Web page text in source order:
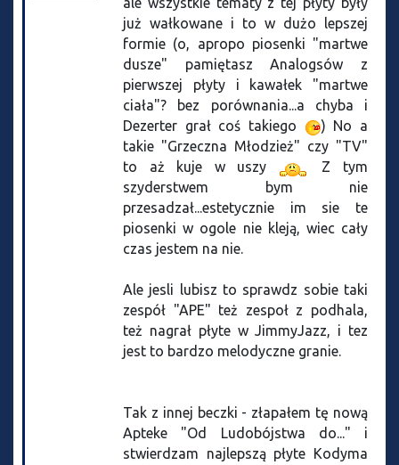
już wałkowane i to w dużo lepszej
formie (o, apropo piosenki "martwe
dusze" pamiętasz Analogsów z
pierwszej płyty i kawałek "martwe
ciała"? bez porównania...a chyba i
Dezerter grał coś takiego
) No a
takie "Grzeczna Młodzież" czy "TV"
to aż kuje w uszy
Z tym
szyderstwem bym nie
przesadzał...estetycznie im sie te
piosenki w ogole nie kleją, wiec cały
czas jestem na nie.
Ale jesli lubisz to sprawdz sobie taki
zespół "APE" też zespoł z podhala,
też nagrał płyte w JimmyJazz, i tez
jest to bardzo melodyczne granie.
Tak z innej beczki - złapałem tę nową
Apteke "Od Ludobójstwa do..." i
stwierdzam najlepszą płyte Kodyma